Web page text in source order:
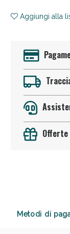
Aggiungi alla
Offerte
Metodi di
Anticellulite